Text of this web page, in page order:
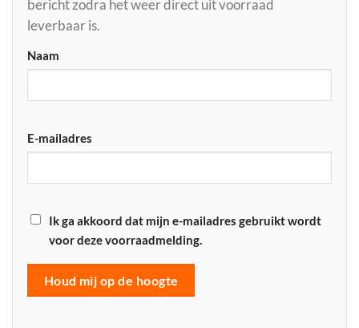
bericht zodra het weer direct uit voorraad
leverbaar is.
Naam
E-mailadres
Ik ga akkoord dat mijn e-mailadres gebruikt wordt
voor deze voorraadmelding.
Houd mij op de hoogte